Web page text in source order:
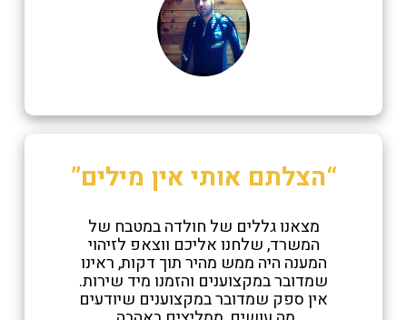
“הצלתם אותי אין מילים”
מצאנו גללים של חולדה במטבח של
המשרד, שלחנו אליכם ווצאפ לזיהוי
המענה היה ממש מהיר תוך דקות, ראינו
שמדובר במקצוענים והזמנו מיד שירות.
אין ספק שמדובר במקצוענים שיודעים